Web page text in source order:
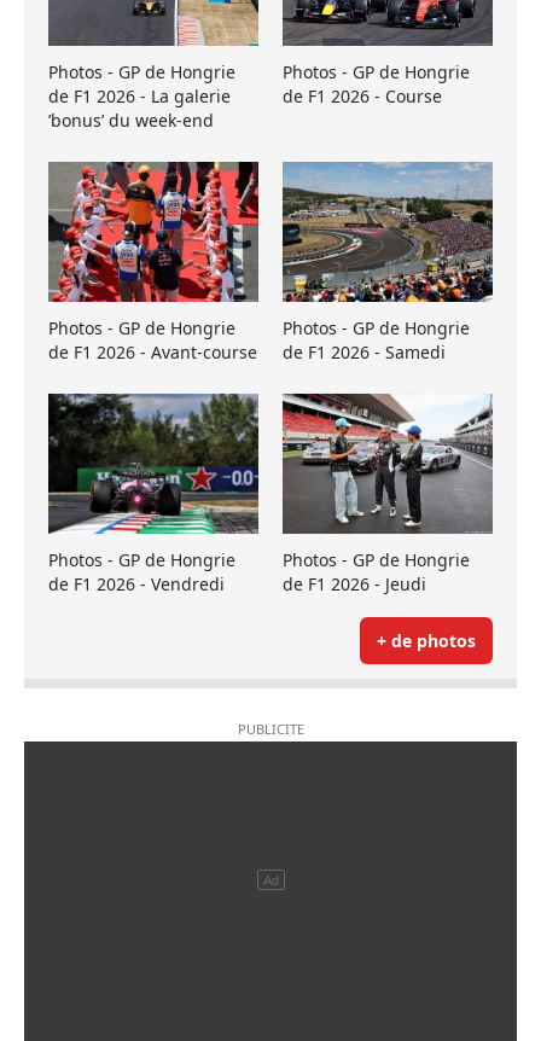
Photos - GP de Hongrie
de F1 2026 - La galerie
’bonus’ du week-end
Photos - GP de Hongrie
de F1 2026 - Course
Photos - GP de Hongrie
de F1 2026 - Avant-course
Photos - GP de Hongrie
de F1 2026 - Samedi
Photos - GP de Hongrie
de F1 2026 - Vendredi
Photos - GP de Hongrie
de F1 2026 - Jeudi
+ de photos